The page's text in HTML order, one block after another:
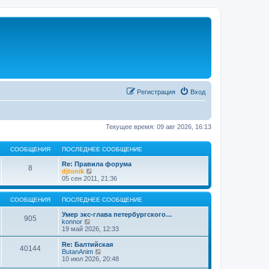
Вход
Регистрация
Текущее время: 09 авг 2026, 16:13
СООБЩЕНИЯ ПОСЛЕДНЕЕ СООБЩЕНИЕ
8
Re: Правила форума
djtonik
е
р
е
й
т
и
п
о
с
л
е
05 сен 2011, 21:36
СООБЩЕНИЯ ПОСЛЕДНЕЕ СООБЩЕНИЕ
905
Умер экс-глава петербургского…
konnor
е
р
е
й
т
19 май 2026, 12:33
40144
Re: Балтийская
ButanAnim
е
10 июл 2026, 20:48